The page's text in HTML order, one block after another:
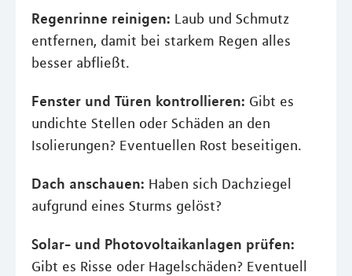
Regenrinne reinigen: Laub und Schmutz
entfernen, damit bei starkem Regen alles
besser abfließt.
Fenster und Türen kontrollieren: Gibt es
undichte Stellen oder Schäden an den
Isolierungen? Eventuellen Rost beseitigen.
Dach anschauen: Haben sich Dachziegel
aufgrund eines Sturms gelöst?
Solar- und Photovoltaikanlagen prüfen:
Gibt es Risse oder Hagelschäden? Eventuell